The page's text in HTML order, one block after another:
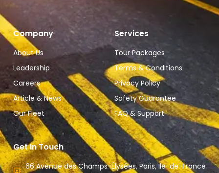
Company
About Us
Leadership
Careers
Article & News
Our Fleet
Services
Tour Packages
Terms & Conditions
Privacy Policy
Safety Guarantee
FAQ & Support
Get In Touch
66 Avenue des Champs-Élysées, Paris, Ile-de-France